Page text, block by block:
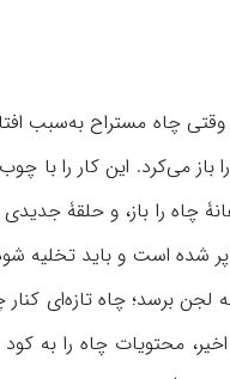
چاه مستراح به‌سبب
می‌کرد. این کار را با
را باز، و حلقۀ
برسد؛ چاه تازه‌ای
محتویات چاه را به کود